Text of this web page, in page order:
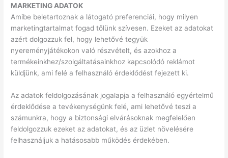
MARKETING ADATOK
Amibe beletartoznak a látogató preferenciái, hogy milyen
marketingtartalmat fogad tőlünk szívesen. Ezeket az adatokat
azért dolgozzuk fel, hogy lehetővé tegyük
nyereményjátékokon való részvételt, és azokhoz a
termékeinkhez/szolgáltatásainkhoz kapcsolódó reklámot
küldjünk, ami felé a felhasználó érdeklődést fejezett ki.
Az adatok feldolgozásának jogalapja a felhasználó egyértelmű
érdeklődése a tevékenységünk felé, ami lehetővé teszi a
számunkra, hogy a biztonsági elvárásoknak megfelelően
feldolgozzuk ezeket az adatokat, és az üzlet növelésére
felhasználjuk a hatásosabb működés érdekében.